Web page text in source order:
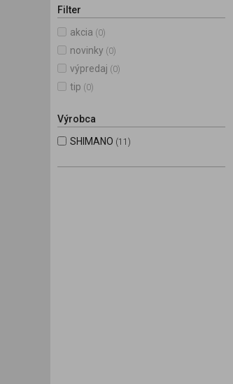
Filter
akcia (0)
novinky (0)
výpredaj (0)
tip (0)
Výrobca
SHIMANO (11)